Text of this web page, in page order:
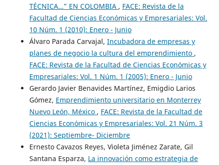
TÉCNICA…” EN COLOMBIA , FACE: Revista de la
Facultad de Ciencias Económicas y Empresariales: Vol.
10 Núm. 1 (2010): Enero - Junio
Álvaro Parada Carvajal, Incubadora de empresas y
planes de negocio la cultura del emprendimiento ,
FACE: Revista de la Facultad de Ciencias Económicas y
Empresariales: Vol. 1 Núm. 1 (2005): Enero - Junio
Gerardo Javier Benavides Martínez, Emigdio Larios
Gómez, Emprendimiento universitario en Monterrey
Nuevo León, México , FACE: Revista de la Facultad de
Ciencias Económicas y Empresariales: Vol. 21 Núm. 3
(2021): Septiembre- Diciembre
Ernesto Cavazos Reyes, Violeta Jiménez Zarate, Gil
Santana Esparza, La innovación como estrategia de